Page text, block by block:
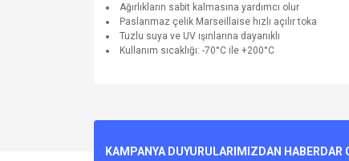
Ağırlıkların sabit kalmasına yardımcı olur
Paslanmaz çelik Marseillaise hızlı açılır toka
Tuzlu suya ve UV ışınlarına dayanıklı
Kullanım sıcaklığı: -70°C ile +200°C
Ürün resmi kalitesiz, bozuk veya
KAMPANYA DUYURULARIMIZDAN